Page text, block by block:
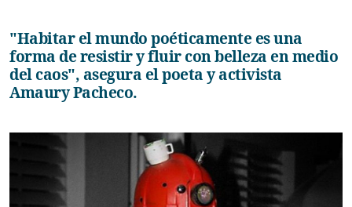
"Habitar el mundo poéticamente es una
forma de resistir y fluir con belleza en medio
del caos", asegura el poeta y activista
Amaury Pacheco.